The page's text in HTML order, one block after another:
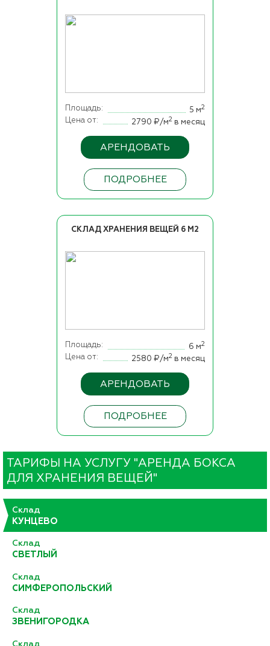
Площадь 5 м2
Цена от 2790 ₽/м2 в месяц
АРЕНДОВАТЬ
ПОДРОБНЕЕ
СКЛАД ХРАНЕНИЯ ВЕЩЕЙ 6 М2
Площадь 6 м2
Цена от 2580 ₽/м2 в месяц
АРЕНДОВАТЬ
ПОДРОБНЕЕ
ТАРИФЫ НА УСЛУГУ "АРЕНДА БОКСА
ДЛЯ ХРАНЕНИЯ ВЕЩЕЙ"
Склад
КУНЦЕВО
Склад
СВЕТЛЫЙ
Склад
СИМФЕРОПОЛЬСКИЙ
Склад
ЗВЕНИГОРОДКА